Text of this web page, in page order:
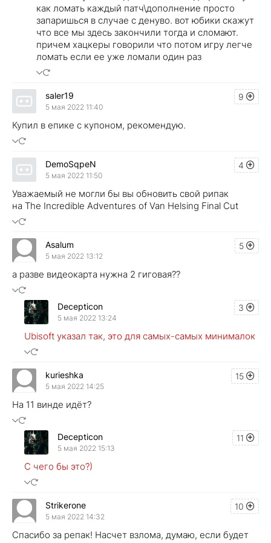
как ломать каждый патч\дополнение просто
запаришься в случае с денуво. вот юбики скажут
что все мы здесь закончили тогда и сломают.
причем хацкеры говорили что потом игру легче
ломать если ее уже ломали один раз
9
saler19
5 мая 2022 11:40
Купил в епике с купоном, рекомендую.
4
DemoSqpeN
5 мая 2022 11:50
Уважаемый не могли бы вы обновить свой рипак
на The Incredible Adventures of Van Helsing Final Cut
5
Asalum
5 мая 2022 13:12
а разве видеокарта нужна 2 гиговая??
3
Decepticon
5 мая 2022 13:24
Ubisoft указал так, это для самых-самых минималок
15
kurieshka
5 мая 2022 14:25
На 11 винде идёт?
11
Decepticon
5 мая 2022 15:13
С чего бы это?)
10
Strikerone
5 мая 2022 14:32
Спасибо за репак! Насчет взлома, думаю, если будет